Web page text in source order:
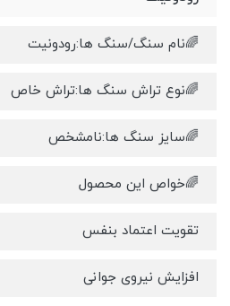
🌈نام سنگ/سنگ ها:رودونیت
🌈نوع تراش سنگ ها:تراش خاص
🌈سایز سنگ ها:نامشخص
🌈خواص این محصول
تقویت اعتماد بنفس
افزایش نیروی جوانی